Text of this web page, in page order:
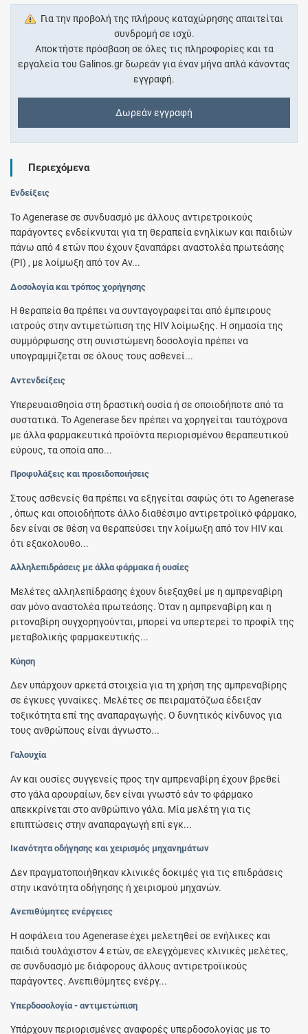
Για την προβολή της πλήρους καταχώρησης απαιτείται
συνδρομή σε ισχύ.
Αποκτήστε πρόσβαση σε όλες τις πληροφορίες και τα
εργαλεία του Galinos.gr δωρεάν για έναν μήνα απλά κάνοντας
εγγραφή.
Δωρεάν εγγραφή
Περιεχόμενα
Ενδείξεις
Το Agenerase σε συνδυασμό με άλλους αντιρετροικούς
παράγοντες ενδείκνυται για τη θεραπεία ενηλίκων και παιδιών
πάνω από 4 ετών που έχουν ξαναπάρει αναστολέα πρωτεάσης
(PI) , με λοίμωξη από τον Αν...
Δοσολογία και τρόπος χορήγησης
Η θεραπεία θα πρέπει να συνταγογραφείται από έμπειρους
ιατρούς στην αντιμετώπιση της HIV λοίμωξης. Η σημασία της
συμμόρφωσης στη συνιστώμενη δοσολογία πρέπει να
υπογραμμίζεται σε όλους τους ασθενεί...
Αντενδείξεις
Υπερευαισθησία στη δραστική ουσία ή σε οποιοδήποτε από τα
συστατικά. Το Agenerase δεν πρέπει να χορηγείται ταυτόχρονα
με άλλα φαρμακευτικά προϊόντα περιορισμένου θεραπευτικού
εύρους, τα οποία απο...
Προφυλάξεις και προειδοποιήσεις
Στους ασθενείς θα πρέπει να εξηγείται σαφώς ότι το Agenerase
, όπως και οποιοδήποτε άλλο διαθέσιμο αντιρετροϊικό φάρμακο,
δεν είναι σε θέση να θεραπεύσει την λοίμωξη από τον HIV και
ότι εξακολουθο...
Αλληλεπιδράσεις με άλλα φάρμακα ή ουσίες
Μελέτες αλληλεπίδρασης έχουν διεξαχθεί με η αμπρεναβίρη
σαν μόνο αναστολέα πρωτεάσης. Όταν η αμπρεναβίρη και η
ριτοναβίρη συγχορηγούνται, μπορεί να υπερτερεί το προφίλ της
μεταβολικής φαρμακευτικής...
Κύηση
Δεν υπάρχουν αρκετά στοιχεία για τη χρήση της αμπρεναβίρης
σε έγκυες γυναίκες. Μελέτες σε πειραματόζωα έδειξαν
τοξικότητα επί της αναπαραγωγής. Ο δυνητικός κίνδυνος για
τους ανθρώπους είναι άγνωστο...
Γαλουχία
Αν και ουσίες συγγενείς προς την αμπρεναβίρη έχουν βρεθεί
στο γάλα αρουραίων, δεν είναι γνωστό εάν το φάρμακο
απεκκρίνεται στο ανθρώπινο γάλα. Μία μελέτη για τις
επιπτώσεις στην αναπαραγωγή επί εγκ...
Ικανότητα οδήγησης και χειρισμός μηχανημάτων
Δεν πραγματοποιήθηκαν κλινικές δοκιμές για τις επιδράσεις
στην ικανότητα οδήγησης ή χειρισμού μηχανών.
Ανεπιθύμητες ενέργειες
Η ασφάλεια του Agenerase έχει μελετηθεί σε ενήλικες και
παιδιά τουλάχιστον 4 ετών, σε ελεγχόμενες κλινικές μελέτες,
σε συνδυασμό με διάφορους άλλους αντιρετροϊικούς
παράγοντες. Ανεπιθύμητες ενέργ...
Υπερδοσολογία - αντιμετώπιση
Υπάρχουν περιορισμένες αναφορές υπερδοσολογίας με το